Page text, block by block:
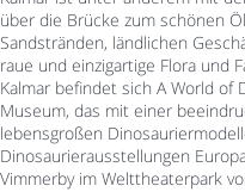
über die Brücke zum schönen
Sandstränden, ländlichen
raue und einzigartige Flora und
Kalmar befindet sich A World of
Museum, das mit einer
lebensgroßen
Dinosaurierausstellungen
Vimmerby im Welttheaterpark